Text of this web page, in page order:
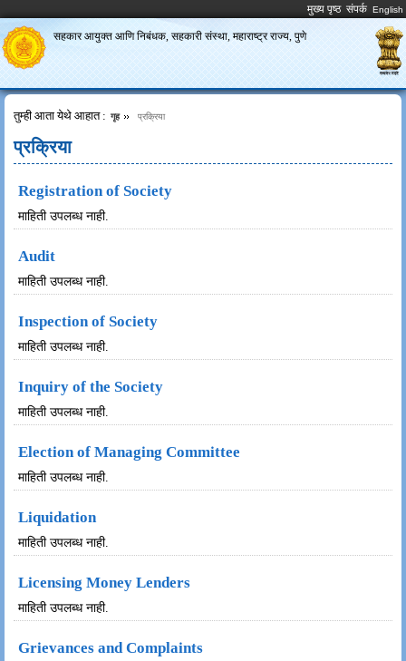
मुख्य पृष्ठ संपर्क
सहकार आयुक्त आणि निबंधक, सहकारी संस्था, महाराष्ट्र राज्य, पुणे
तुम्ही आता येथे आहात : गृह प्रक्रिया
प्रक्रिया
Registration of Society
माहिती उपलब्ध नाही.
Audit
माहिती उपलब्ध नाही.
Inspection of Society
माहिती उपलब्ध नाही.
Inquiry of the Society
माहिती उपलब्ध नाही.
Election of Managing Committee
माहिती उपलब्ध नाही.
Liquidation
माहिती उपलब्ध नाही.
Licensing Money Lenders
माहिती उपलब्ध नाही.
Grievances and Complaints